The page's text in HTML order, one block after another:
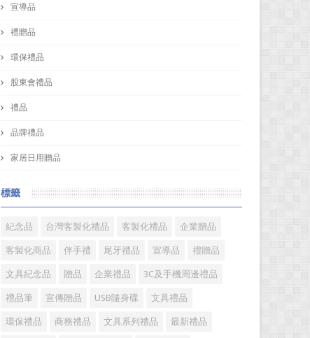
宣導品
禮贈品
環保禮品
股東會禮品
禮品
品牌禮品
家居日用贈品
標籤
紀念品 台灣客製化禮品 客製化禮品 企業贈品
客製化商品 伴手禮 尾牙禮品 宣導品 禮贈品
文具紀念品 贈品 企業禮品 3C及手機周邊禮品
禮品筆 宣傳贈品 USB隨身碟 文具禮品
環保禮品 商務禮品 文具系列禮品 最新禮品